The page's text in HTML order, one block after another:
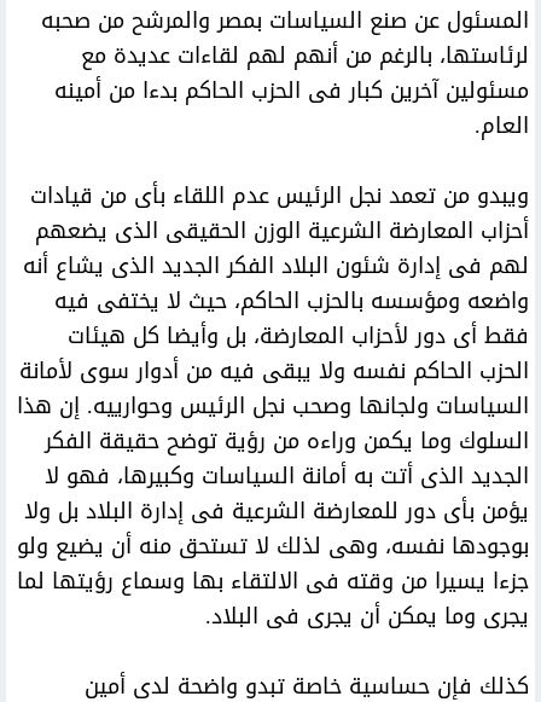
المسئول عن صنع السياسات بمصر والمرشح من صحبه
لرئاستها، بالرغم من أنهم لهم لقاءات عديدة مع
مسئولين آخرين كبار فى الحزب الحاكم بدءا من أمينه
العام.
ويبدو من تعمد نجل الرئيس عدم اللقاء بأى من قيادات
أحزاب المعارضة الشرعية الوزن الحقيقى الذى يضعهم
لهم فى إدارة شئون البلاد الفكر الجديد الذى يشاع أنه
واضعه ومؤسسه بالحزب الحاكم، حيث لا يختفى فيه
فقط أى دور لأحزاب المعارضة، بل وأيضا كل هيئات
الحزب الحاكم نفسه ولا يبقى فيه من أدوار سوى لأمانة
السياسات ولجانها وصحب نجل الرئيس وحوارييه. إن هذا
السلوك وما يكمن وراءه من رؤية توضح حقيقة الفكر
الجديد الذى أتت به أمانة السياسات وكبيرها، فهو لا
يؤمن بأى دور للمعارضة الشرعية فى إدارة البلاد بل ولا
بوجودها نفسه، وهى لذلك لا تستحق منه أن يضيع ولو
جزءا يسيرا من وقته فى الالتقاء بها وسماع رؤيتها لما
يجرى وما يمكن أن يجرى فى البلاد.
كذلك فإن حساسية خاصة تبدو واضحة لدى أمين